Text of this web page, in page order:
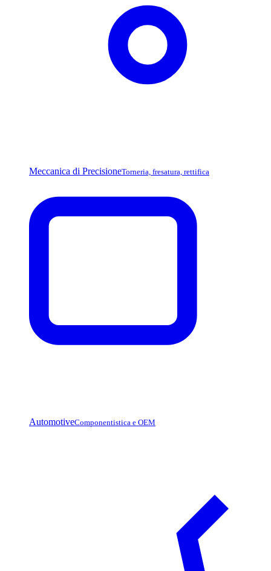
Meccanica di PrecisioneTorneria, fresatura, rettifica
AutomotiveComponentistica e OEM